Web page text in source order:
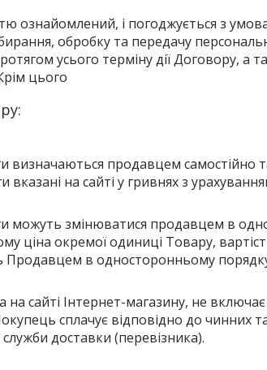
ознайомлений, і погоджується з
обробку та передачу
усього терміну дії Договору,
цього
визначаються продавцем самостійно
вказані на сайті у гривнях з
можуть змінюватися продавцем в
ціна окремої одиниці Товару,
Продавцем в односторонньому
на сайті Інтернет-магазину, не
сплачує відповідно до чинних
доставки (перевізника).